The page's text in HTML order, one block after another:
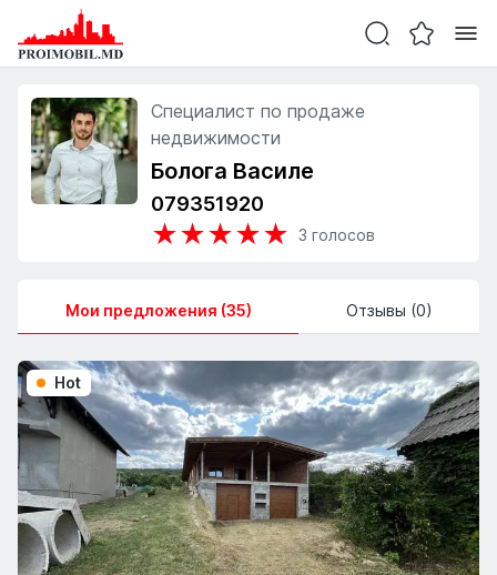
Специалист по продаже
недвижимости
Болога Василе
079351920
★
★
★
★
★ 3 голосов
Мои предложения (35) Отзывы (0)
Hot